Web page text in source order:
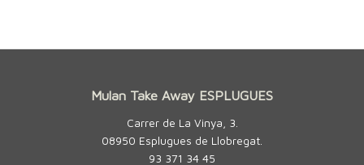
Mulan Take Away ESPLUGUES
Carrer de La Vinya, 3.
08950 Esplugues de Llobregat.
93 371 34 45